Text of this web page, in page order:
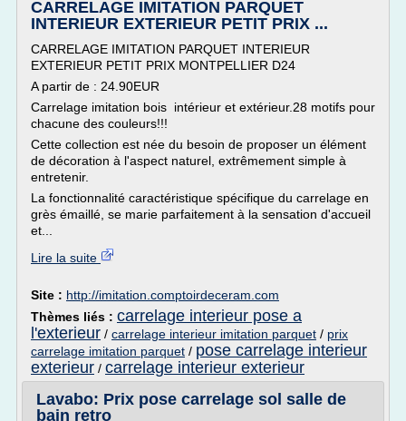
CARRELAGE IMITATION PARQUET
INTERIEUR EXTERIEUR PETIT PRIX ...
CARRELAGE IMITATION PARQUET INTERIEUR
EXTERIEUR PETIT PRIX MONTPELLIER D24
A partir de : 24.90EUR
Carrelage imitation bois intérieur et extérieur.28 motifs pour
chacune des couleurs!!!
Cette collection est née du besoin de proposer un élément
de décoration à l'aspect naturel, extrêmement simple à
entretenir.
La fonctionnalité caractéristique spécifique du carrelage en
grès émaillé, se marie parfaitement à la sensation d'accueil
et...
Lire la suite
Site : http://imitation.comptoirdeceram.com
Thèmes liés : carrelage interieur pose a
l'exterieur / carrelage interieur imitation parquet / prix
carrelage imitation parquet / pose carrelage interieur
exterieur / carrelage interieur exterieur
Lavabo: Prix pose carrelage sol salle de
bain retro